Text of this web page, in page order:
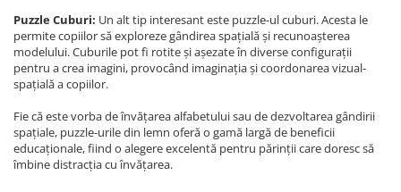
Puzzle Cuburi: Un alt tip interesant este puzzle-ul cuburi. Acesta le
permite copiilor să exploreze gândirea spațială și recunoașterea
modelului. Cuburile pot fi rotite și așezate în diverse configurații
pentru a crea imagini, provocând imaginația și coordonarea vizual-
spațială a copiilor.
Fie că este vorba de învățarea alfabetului sau de dezvoltarea gândirii
spațiale, puzzle-urile din lemn oferă o gamă largă de beneficii
educaționale, fiind o alegere excelentă pentru părinții care doresc să
îmbine distracția cu învățarea.